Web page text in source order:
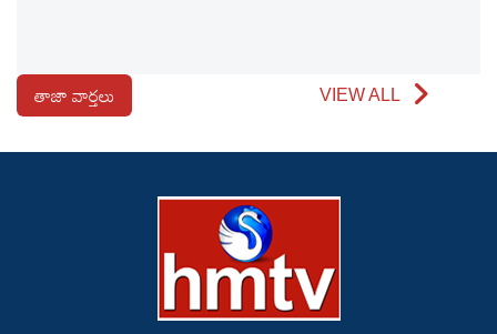
తాజా వార్తలు VIEW ALL